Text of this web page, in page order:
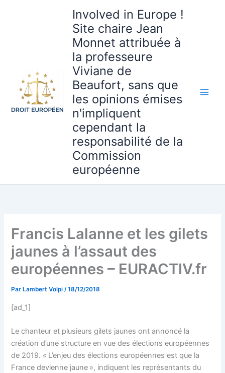
Involved in Europe !
Site chaire Jean
Monnet attribuée à
la professeure
Viviane de
Beaufort, sans que
les opinions émises
n'impliquent
cependant la
responsabilité de la
Commission
européenne
Francis Lalanne et les gilets
jaunes à l’assaut des
européennes – EURACTIV.fr
Par Lambert Volpi/18/12/2018
[ad_1]
Le chanteur et plusieurs gilets jaunes ont annoncé la
création d’une structure en vue des élections européennes
de 2019. « L’enjeu des élections européennes est que la
France devienne jaune », indiquent les représentants du